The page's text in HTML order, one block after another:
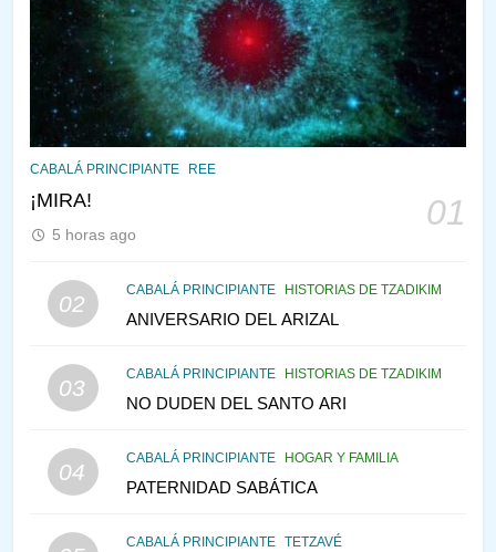
CABALÁ PRINCIPIANTE REE
¡MIRA! 01
5 horas ago
02
CABALÁ PRINCIPIANTE HISTORIAS DE TZADIKIM
ANIVERSARIO DEL ARIZAL
03
CABALÁ PRINCIPIANTE HISTORIAS DE TZADIKIM
NO DUDEN DEL SANTO ARI
04
CABALÁ PRINCIPIANTE HOGAR Y FAMILIA
PATERNIDAD SABÁTICA
CABALÁ PRINCIPIANTE TETZAVÉ
RAZI ¿QUIÉN ES SABIO?
JASIDUT NIÑOS
2
CONVERSAR CON LA MUJER
3
Pirkei Avot 3:7 SOLO DIOS
LA LEY JUDIA DE ATRACCIÓN